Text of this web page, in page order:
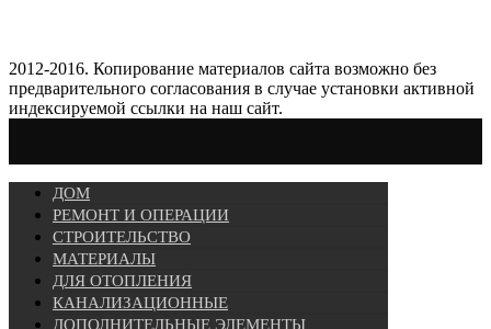
2012-2016. Копирование материалов сайта возможно без
предварительного согласования в случае установки активной
индексируемой ссылки на наш сайт.
ДОМ
РЕМОНТ И ОПЕРАЦИИ
СТРОИТЕЛЬСТВО
МАТЕРИАЛЫ
ДЛЯ ОТОПЛЕНИЯ
КАНАЛИЗАЦИОННЫЕ
ДОПОЛНИТЕЛЬНЫЕ ЭЛЕМЕНТЫ